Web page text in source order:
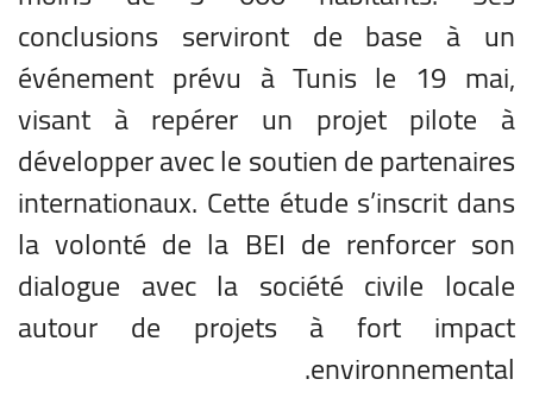
conclusions serviront de base à un
événement prévu à Tunis le 19 mai,
visant à repérer un projet pilote à
développer avec le soutien de partenaires
internationaux. Cette étude s’inscrit dans
la volonté de la BEI de renforcer son
dialogue avec la société civile locale
autour de projets à fort impact
environnemental.